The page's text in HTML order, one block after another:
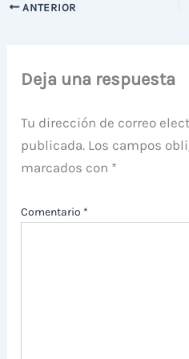
ANTERIOR
Deja una respuesta
Tu dirección de correo
publicada. Los campos
marcados con *
Comentario *